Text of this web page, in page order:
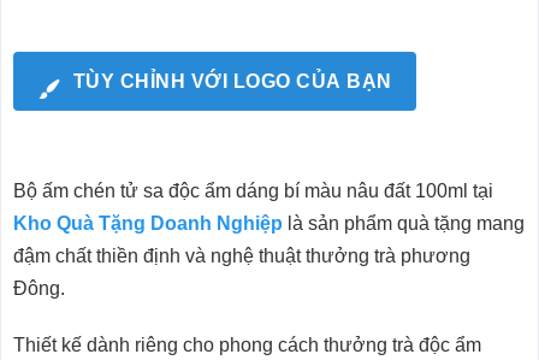
TÙY CHỈNH VỚI LOGO CỦA BẠN
Bộ ấm chén tử sa độc ẩm dáng bí màu nâu đất 100ml tại
Kho Quà Tặng Doanh Nghiệp là sản phẩm quà tặng mang
đậm chất thiền định và nghệ thuật thưởng trà phương
Đông.
Thiết kế dành riêng cho phong cách thưởng trà độc ẩm